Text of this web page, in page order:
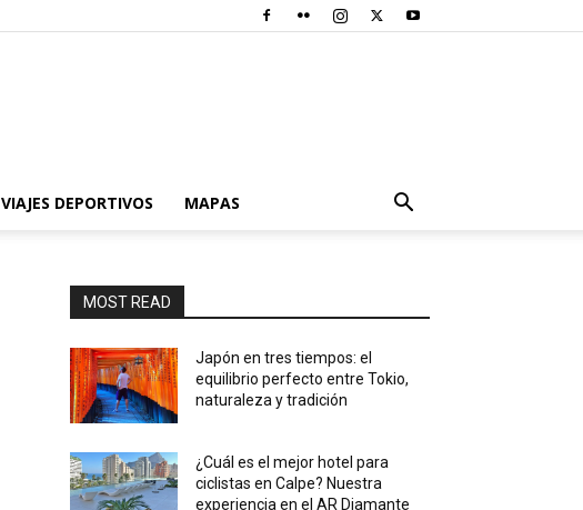
VIAJES DEPORTIVOS MAPAS
MOST READ
Japón en tres tiempos: el
equilibrio perfecto entre Tokio,
naturaleza y tradición
¿Cuál es el mejor hotel para
ciclistas en Calpe? Nuestra
experiencia en el AR Diamante